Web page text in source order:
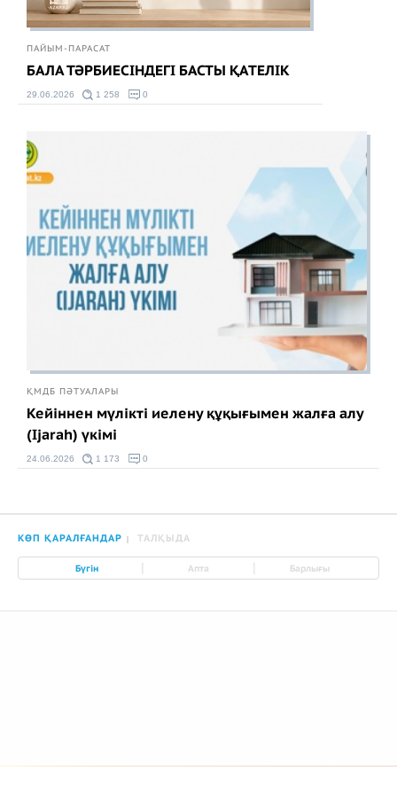
ПАЙЫМ-ПАРАСАТ
БАЛА ТӘРБИЕСІНДЕГІ БАСТЫ ҚАТЕЛІК
29.06.2026 1 258 0
ҚМДБ ПӘТУАЛАРЫ
Кейіннен мүлікті иелену құқығымен жалға алу
(Ijarah) үкімі
24.06.2026 1 173 0
КӨП ҚАРАЛҒАНДАР ТАЛҚЫДА
Бүгін Апта Барлығы